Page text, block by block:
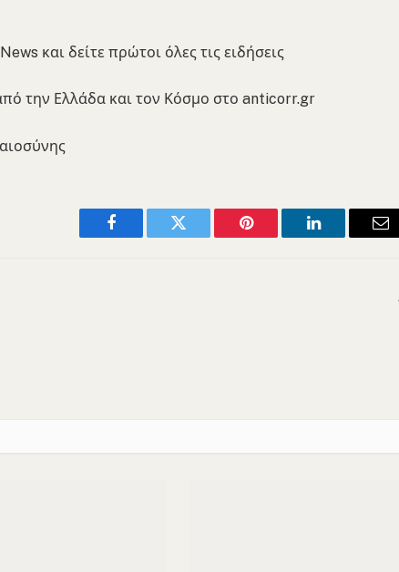
και δείτε πρώτοι όλες τις ειδήσεις
από την Ελλάδα και τον Κόσμο στο anticorr.gr
Facebook Twitter Pinterest LinkedIn